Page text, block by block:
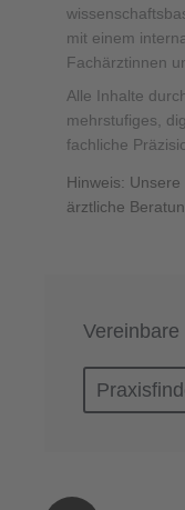
mit einem
Fachärztinnen
Alle Inhalte
mehrstufiges,
fachliche
Hinweis:
ärztliche